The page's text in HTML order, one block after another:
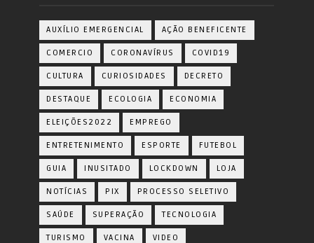
AUXÍLIO EMERGENCIAL AÇÃO BENEFICENTE
COMERCIO CORONAVÍRUS COVID19
CULTURA CURIOSIDADES DECRETO
DESTAQUE ECOLOGIA ECONOMIA
ELEIÇÕES2022 EMPREGO
ENTRETENIMENTO ESPORTE FUTEBOL
GUIA INUSITADO LOCKDOWN LOJA
NOTÍCIAS PIX PROCESSO SELETIVO
SAÚDE SUPERAÇÃO TECNOLOGIA
TURISMO VACINA VIDEO